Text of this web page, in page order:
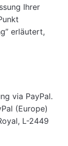
Ihrer
erläutert,
via PayPal.
(Europe)
L-2449